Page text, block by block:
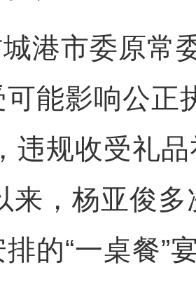
市委原常
能影响公正
违规收受礼
来，杨亚俊
的“一桌餐”